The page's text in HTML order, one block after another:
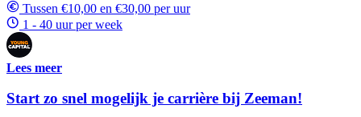
Tussen €10,00 en €30,00 per uur
1 - 40 uur per week
Lees meer
Start zo snel mogelijk je carrière bij Zeeman!